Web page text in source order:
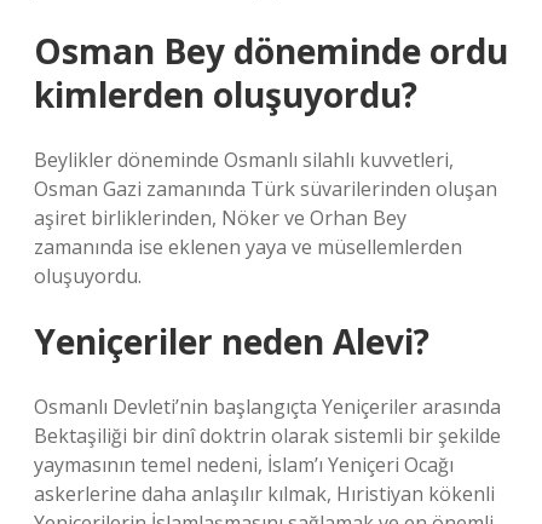
Osman Bey döneminde ordu
kimlerden oluşuyordu?
Beylikler döneminde Osmanlı silahlı kuvvetleri,
Osman Gazi zamanında Türk süvarilerinden oluşan
aşiret birliklerinden, Nöker ve Orhan Bey
zamanında ise eklenen yaya ve müsellemlerden
oluşuyordu.
Yeniçeriler neden Alevi?
Osmanlı Devleti’nin başlangıçta Yeniçeriler arasında
Bektaşiliği bir dinî doktrin olarak sistemli bir şekilde
yaymasının temel nedeni, İslam’ı Yeniçeri Ocağı
askerlerine daha anlaşılır kılmak, Hıristiyan kökenli